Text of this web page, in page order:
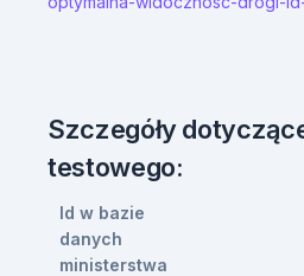
Szczegóły
testowego:
Id w bazie
danych
ministerstwa